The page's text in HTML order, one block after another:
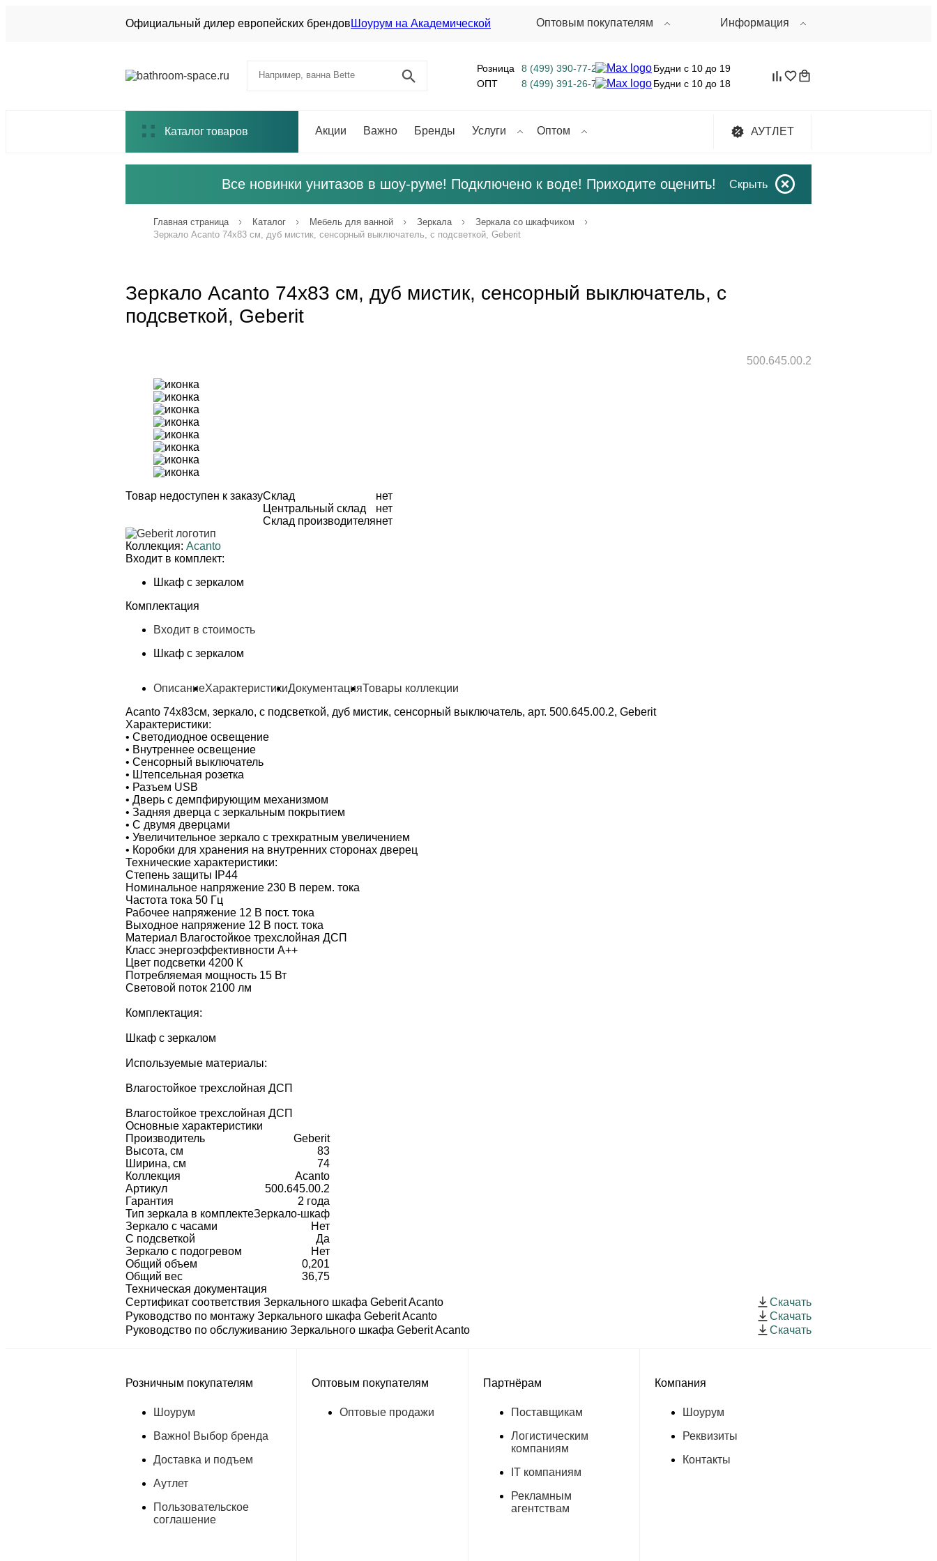
Официальный дилер европейских брендов Шоурум на Академической Оптовым покупателям Информация
Розница 8 (499) 390-77-21
Будни с 10 до 19
ОПТ
8 (499) 391-26-70 Будни с 10 до 18
Каталог товаров Акции Важно Бренды Услуги Оптом АУТЛЕТ
Все новинки унитазов в шоу-руме! Подключено к воде! Приходите оценить! Скрыть
Главная страница Каталог Мебель для ванной Зеркала
Зеркала со шкафчиком
Зеркало Acanto 74х83 см, дуб мистик, сенсорный выключатель, с подсветкой, Geberit
Зеркало Acanto 74х83 см, дуб мистик, сенсорный выключатель, с
подсветкой, Geberit
500.645.00.2
Товар недоступен к заказуCклад
нет
Центральный склад
нет
Склад производителянет
Коллекция: Acanto
Входит в комплект:
Шкаф с зеркалом
Комплектация
Входит в стоимость
Шкаф с зеркалом
ОписаниеХарактеристикиДокументацияТовары коллекции
Acanto 74х83см, зеркало, с подсветкой, дуб мистик, сенсорный выключатель, арт. 500.645.00.2, Geberit
Характеристики:
• Светодиодное освещение
• Внутреннее освещение
• Сенсорный выключатель
• Штепсельная розетка
• Разъем USB
• Дверь с демпфирующим механизмом
• Задняя дверца с зеркальным покрытием
• С двумя дверцами
• Увеличительное зеркало с трехкратным увеличением
• Коробки для хранения на внутренних сторонах дверец
Технические характеристики:
Степень защиты IP44
Номинальное напряжение 230 В перем. тока
Частота тока 50 Гц
Рабочее напряжение 12 В пост. тока
Выходное напряжение 12 В пост. тока
Материал Влагостойкое трехслойная ДСП
Класс энергоэффективности A++
Цвет подсветки 4200 К
Потребляемая мощность 15 Вт
Световой поток 2100 лм
Комплектация:
Шкаф с зеркалом
Используемые материалы:
Влагостойкое трехслойная ДСП
Влагостойкое трехслойная ДСП
Основные характеристики
Производитель
Geberit
Высота, см
83
Ширина, см
74
Коллекция
Acanto
Артикул
500.645.00.2
Гарантия
2 года
Тип зеркала в комплектеЗеркало-шкаф
Зеркало с часами
Нет
С подсветкой
Да
Зеркало с подогревом
Нет
Общий объем
0,201
Общий вес
36,75
Техническая документация
Сертификат соответствия Зеркального шкафа Geberit Acanto
Скачать
Руководство по монтажу Зеркального шкафа Geberit Acanto
Скачать
Руководство по обслуживанию Зеркального шкафа Geberit Acanto
Скачать
Розничным покупателям
Шоурум
Важно! Выбор бренда
Доставка и подъем
Аутлет
Пользовательское
соглашение
Оптовым покупателям
Оптовые продажи
Партнёрам
Поставщикам
Логистическим
компаниям
IT компаниям
Рекламным
агентствам
Компания
Шоурум
Реквизиты
Контакты